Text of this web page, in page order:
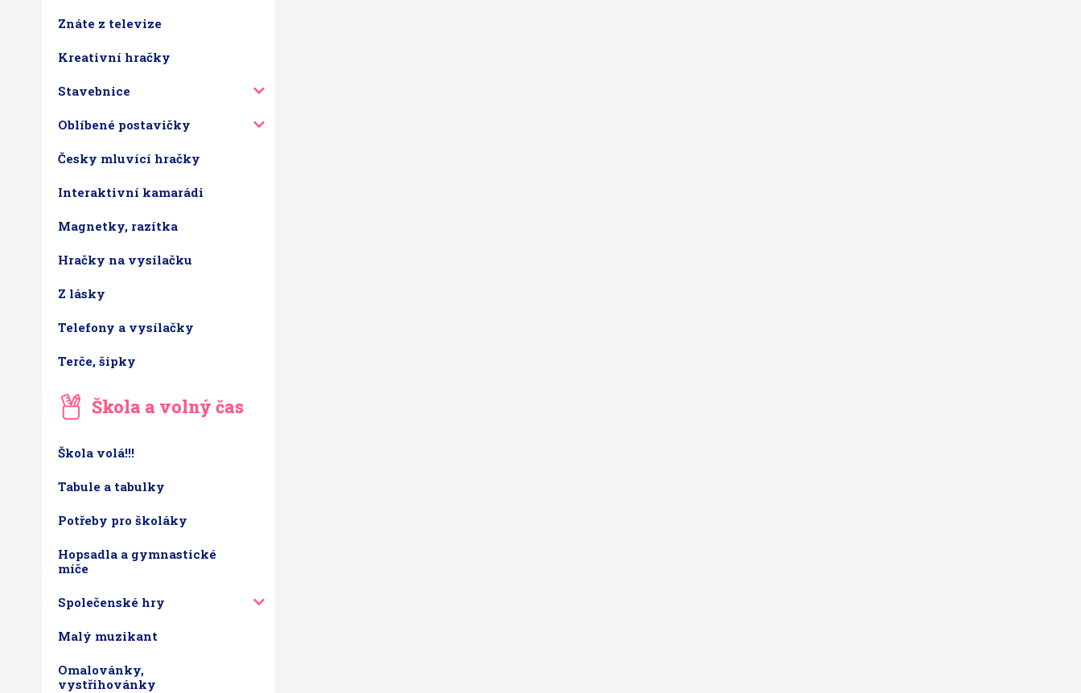
Znáte z televize
Kreativní hračky
Stavebnice
Oblíbené postavičky
Česky mluvící hračky
Interaktivní kamarádi
Magnetky, razítka
Hračky na vysílačku
Z lásky
Telefony a vysílačky
Terče, šipky
Škola a volný čas
Škola volá!!!
Tabule a tabulky
Potřeby pro školáky
Hopsadla a gymnastické
míče
Společenské hry
Malý muzikant
Omalovánky,
vystřihovánky